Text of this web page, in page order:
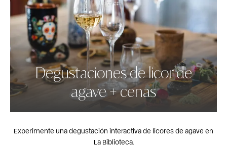
Degustaciones de licor de
agave + cenas
Experimente una degustación interactiva de licores de agave en
La Biblioteca.